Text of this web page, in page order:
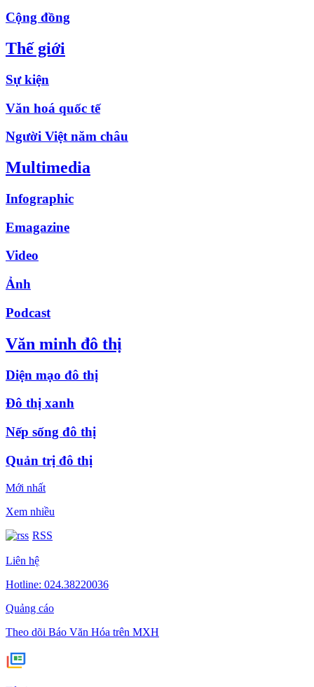
Cộng đồng
Thế giới
Sự kiện
Văn hoá quốc tế
Người Việt năm châu
Multimedia
Infographic
Emagazine
Video
Ảnh
Podcast
Văn minh đô thị
Diện mạo đô thị
Đô thị xanh
Nếp sống đô thị
Quản trị đô thị
Mới nhất
Xem nhiều
RSS
Liên hệ
Hotline: 024.38220036
Quảng cáo
Theo dõi Báo Văn Hóa trên MXH